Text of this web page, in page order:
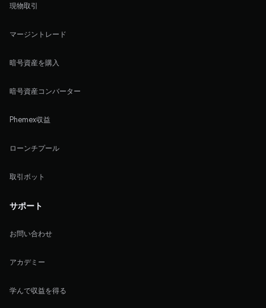
現物取引
マージントレード
暗号資産を購入
暗号資産コンバーター
Phemex収益
ローンチプール
取引ボット
サポート
お問い合わせ
アカデミー
学んで収益を得る